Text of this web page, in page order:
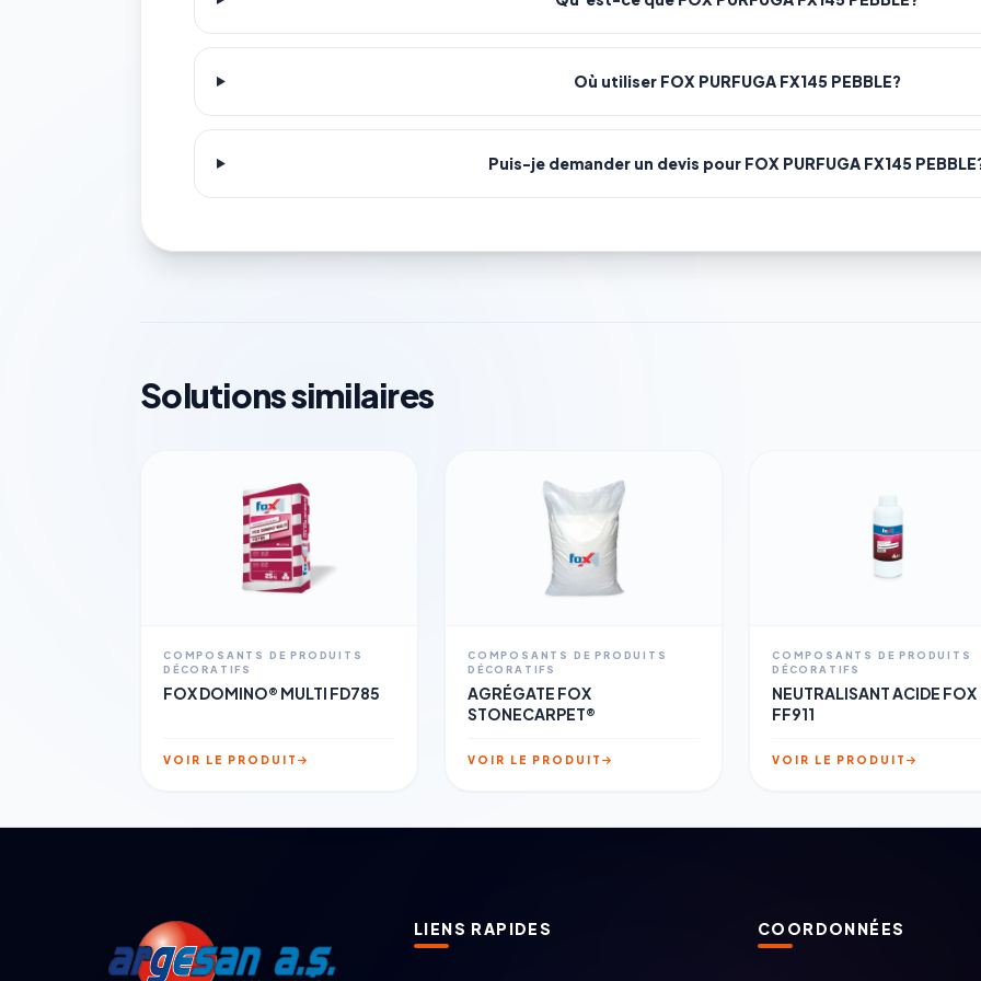
Où utiliser FOX PURFUGA FX145 PEBBLE?
Puis-je demander un devis pour FOX PURFUGA FX145
Solutions similaires
COMPOSANTS DE PRODUITS
DÉCORATIFS
FOX DOMINO® MULTI FD785
VOIR LE PRODUIT
COMPOSANTS DE PRODUITS
DÉCORATIFS
AGRÉGATE FOX
STONECARPET®
VOIR LE PRODUIT
COMPOSANTS DE PRODUITS
DÉCORATIFS
NEUTRALISANT ACIDE FOX
FF911
VOIR LE PRODUIT
LIENS RAPIDES COORDONNÉES